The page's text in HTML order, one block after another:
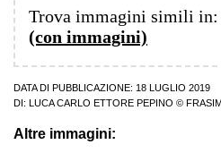
Trova immagini simili in:
(con immagini)
DATA DI PUBBLICAZIONE: 18 LUGLIO 2019
DI:
LUCA CARLO ETTORE PEPINO ©
Altre immagini: